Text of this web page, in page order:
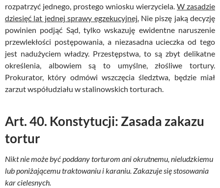
rozpatrzyć jednego, prostego wniosku wierzyciela. W zasadzie
dziesięć lat jednej sprawy egzekucyjnej.Nie piszę jaką decyzję
powinien podjąć Sąd, tylko wskazuję ewidentne naruszenie
przewlekłości postępowania, a niezasadna ucieczka od tego
jest nadużyciem władzy. Przestępstwa, to są zbyt delikatne
określenia, albowiem są to umyślne, złośliwe tortury.
Prokurator, który odmówi wszczęcia śledztwa, będzie miał
zarzut współudziału w stalinowskich torturach.
Art. 40. Konstytucji: Zasada zakazu
tortur
Nikt nie może być poddany torturom ani okrutnemu, nieludzkiemu
lub poniżającemu traktowaniu i karaniu. Zakazuje się stosowania
kar cielesnych.